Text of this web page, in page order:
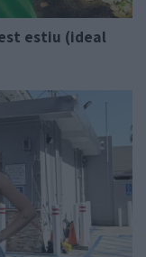
estiu (ideal